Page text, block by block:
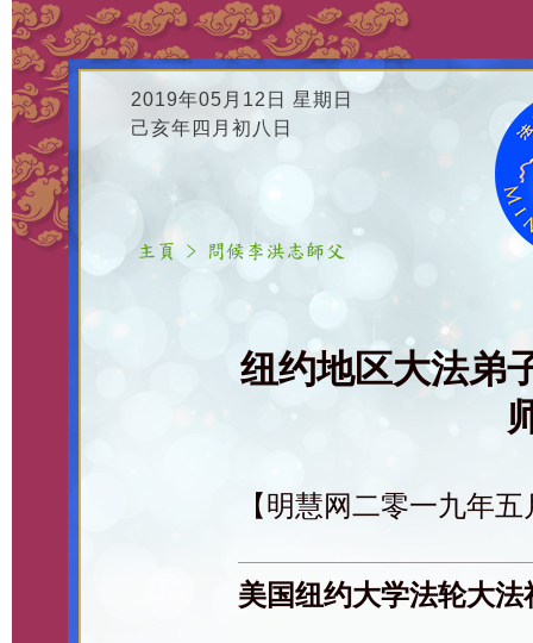
2019年05月12日 星期日
己亥年四月初八日
纽约地区大法弟
【明慧网二零一九年
美国纽约大学法轮大